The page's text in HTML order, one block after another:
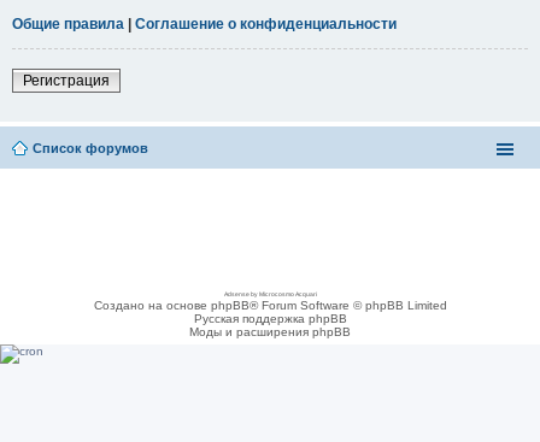
Общие правила | Соглашение о конфиденциальности
Регистрация
Список форумов
Adsense by Microcosmo Acquari
Создано на основе phpBB® Forum Software © phpBB Limited
Русская поддержка phpBB
Моды и расширения phpBB